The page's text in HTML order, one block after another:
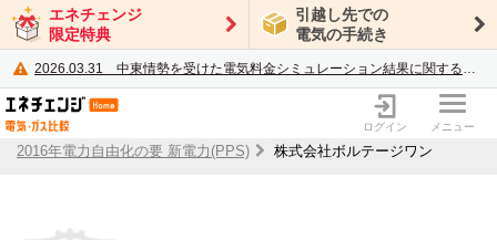
エネチェンジ
限定特典
引越し先での
電気の手続き
2026.03.31 中東情勢を受けた電気料金シミュレーション結果に関するご案内
電力・ガス比較サイト エネチェンジ
ログイン メニュー
2016年電力自由化の要 新電力(PPS) 株式会社ボルテージワン